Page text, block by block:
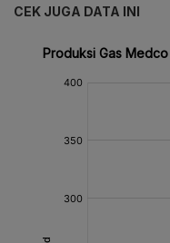
CEK JUGA DATA INI